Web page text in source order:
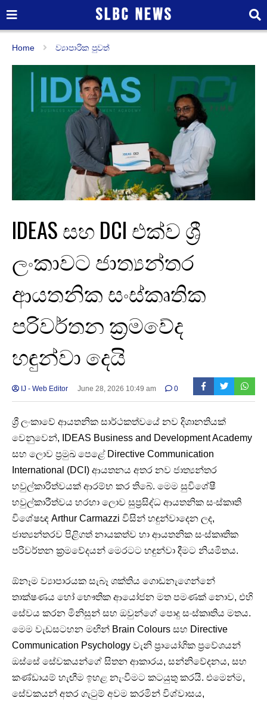
Home ව්‍යාපාරික පුවත්
IDEAS සහ DCI එක්ව ශ්‍රී
ලංකාවට ජාත්‍යන්තර
ආයතනික සංස්කෘතික
පරිවර්තන ක්‍රමවේද
හඳුන්වා දෙයි
IJ - Web Editor June 28, 2026 10:49 am 0
ශ්‍රී ලංකාවේ ආයතනික සාර්ථකත්වයේ නව දිශානතියක්
වෙනුවෙන්, IDEAS Business and Development Academy
සහ ලොව ප්‍රමුඛ පෙළේ Directive Communication
International (DCI) ආයතනය අතර නව ජාත්‍යන්තර
හවුල්කාරිත්වයක් ආරම්භ කර තිබේ. මෙම සුවිශේෂී
හවුල්කාරීත්වය හරහා ලොව සුප්‍රසිද්ධ ආයතනික සංස්කෘති
විශේෂඥ Arthur Carmazzi විසින් හඳුන්වාදෙන ලද,
ජාත්‍යන්තරව පිළිගත් නායකත්ව හා ආයතනික සංස්කෘතික
පරිවර්තන ක්‍රමවේදයන් මෙරටට හඳුන්වා දීමට නියමිතය.
ඕනෑම ව්‍යාපාරයක සැබෑ ශක්තිය ගොඩනැගෙන්නේ
තාක්ෂණය හෝ භෞතික ආයෝජන මත පමණක් නොව, එහි
සේවය කරන මිනිසුන් සහ ඔවුන්ගේ පොදු සංස්කෘතිය මතය.
මෙම වැඩසටහන මඟින් Brain Colours සහ Directive
Communication Psychology වැනි ප්‍රායෝගික ප්‍රවේශයන්
ඔස්සේ සේවකයන්ගේ සිතන ආකාරය, සන්නිවේදනය, සහ
කණ්ඩායම් හැඟීම ඉහළ නැංවීමට කටයුතු කරයි. එමෙන්ම,
සේවකයන් අතර ගැටුම් අවම කරමින් විශ්වාසය,